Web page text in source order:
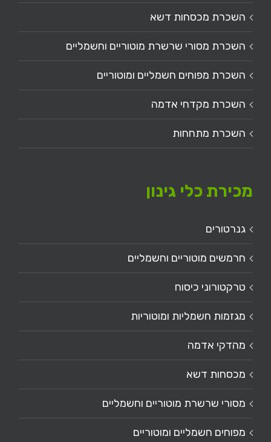
השכרת מכסחות דשא
השכרת מסורי שרשרת מוטוריים וחשמליים
השכרת מפוחים חשמליים ומוטוריים
השכרת מקדחי אדמה
השכרת מתחחות
מכירת כלי גינון
גנרטורים
חרמשים מוטוריים וחשמליים
טרקטורוני כיסוח
מגזמות חשמליות ומוטוריות
מהדקי אדמה
מכסחות דשא
מסורי שרשרת מוטוריים וחשמליים
מפוחים חשמליים ומוטוריים